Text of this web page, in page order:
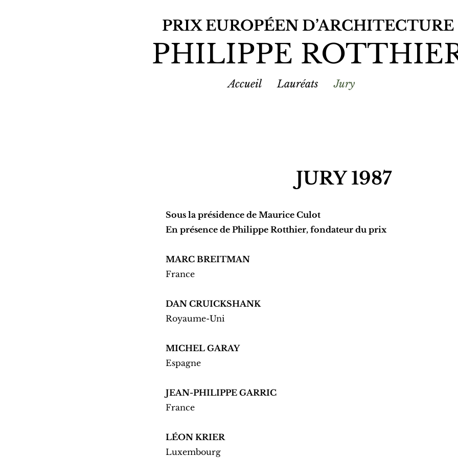
PRIX EUROPÉEN D’ARCHITECTURE
PHILIPPE
Accueil Lauréats Jury
JURY 1987
Sous la présidence de Maurice Culot
En présence de Philippe Rotthier, fondateur du prix
MARC BREITMAN
France
DAN CRUICKSHANK
Royaume-Uni
MICHEL GARAY
Espagne
JEAN-PHILIPPE GARRIC
France
LÉON KRIER
Luxembourg